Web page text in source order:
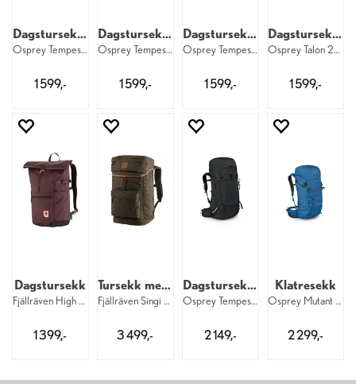
Dagstursekk til dame
Osprey Tempest 22 W 1083
1 599,-
Dagstursekk til dame
Osprey Tempest 22 W 1092
1 599,-
Dagstursekk til dame
Osprey Tempest 22 EF W 1083
1 599,-
Dagstursekk til herre
Osprey Talon 22 M 1083
1 599,-
Dagstursekk
Fjällräven High Coast Foldsack 24 424
1 399,-
Tursekk med stol
Fjällräven Singi Stubben 27 liter 633
3 499,-
Dagstursekk til dame
Osprey Tempest 44 W 1083
2 149,-
Klatresekk
Osprey Mutant 38 1108
2 299,-